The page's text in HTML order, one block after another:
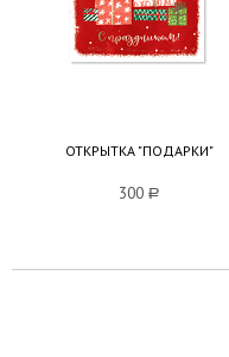
ОТКРЫТКА "ПОДАРКИ"
300 a